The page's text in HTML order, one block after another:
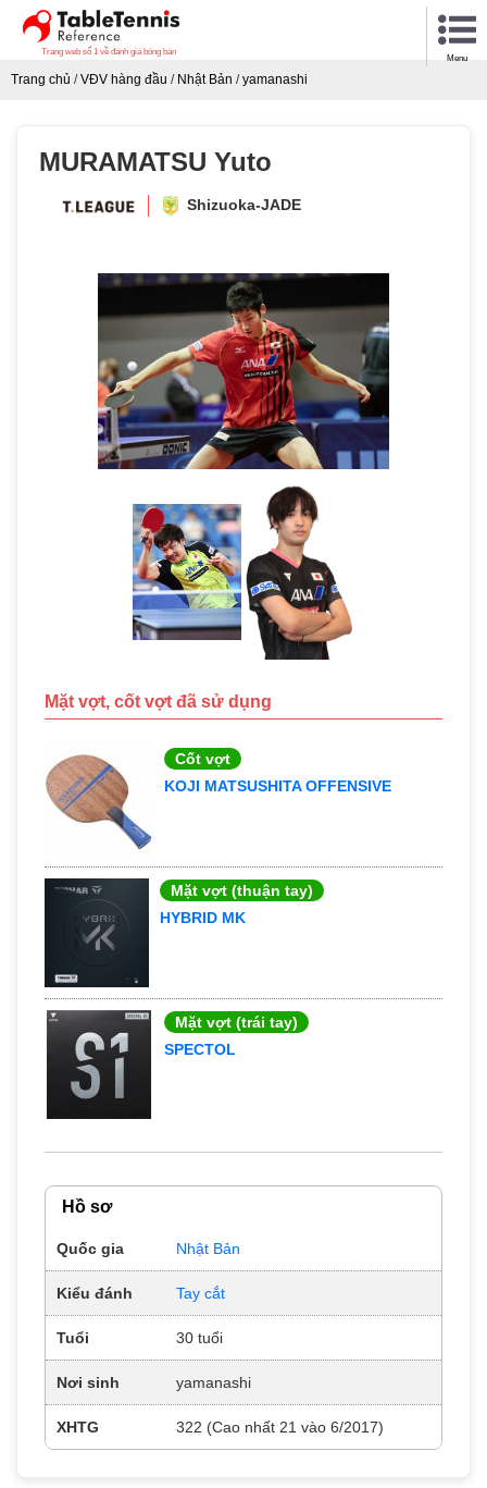
Trang web số 1 về đánh giá bóng bàn
Menu
Trang chủ /VĐV hàng đầu / Nhật Bản /yamanashi
MURAMATSU Yuto
Shizuoka-JADE
Mặt vợt, cốt vợt đã sử dụng
Cốt vợt
KOJI MATSUSHITA OFFENSIVE
Mặt vợt (thuận tay)
HYBRID MK
Mặt vợt (trái tay)
SPECTOL
Hồ sơ
Quốc gia Nhật Bản
Kiểu đánh Tay cắt
Tuổi 30 tuổi
Nơi sinh yamanashi
XHTG 322 (Cao nhất 21 vào 6/2017)